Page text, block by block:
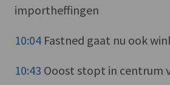
importheffingen
10:04 Fastned gaat nu ook
10:43 Ooost stopt in centrum